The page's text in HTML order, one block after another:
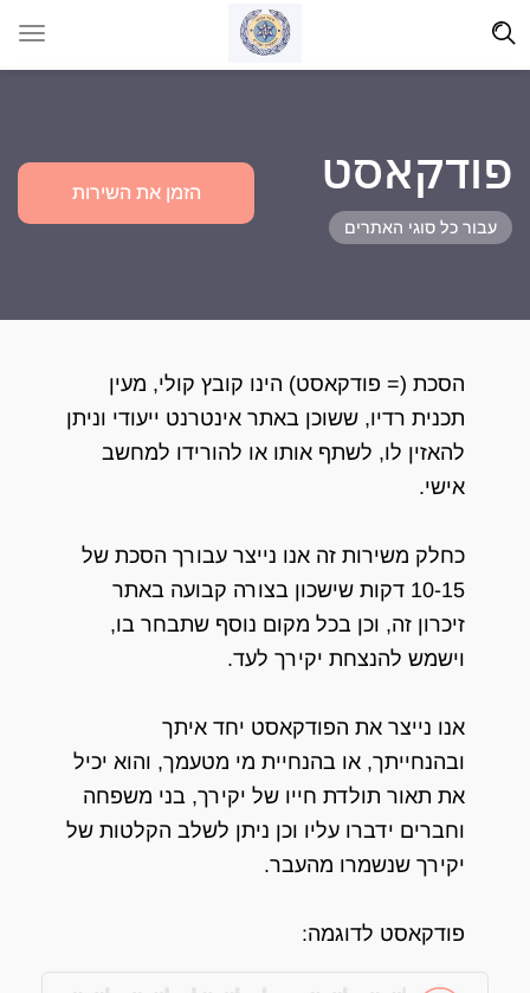
פודקאסט
עבור כל סוגי האתרים
הזמן את השירות
הסכת (= פודקאסט) הינו קובץ קולי, מעין
תכנית רדיו, ששוכן באתר אינטרנט ייעודי וניתן
להאזין לו, לשתף אותו או להורידו למחשב
אישי.
כחלק משירות זה אנו נייצר עבורך הסכת של
10-15 דקות שישכון בצורה קבועה באתר
זיכרון זה, וכן בכל מקום נוסף שתבחר בו,
וישמש להנצחת יקירך לעד.
אנו נייצר את הפודקאסט יחד איתך
ובהנחייתך, או בהנחיית מי מטעמך, והוא יכיל
את תאור תולדת חייו של יקירך, בני משפחה
וחברים ידברו עליו וכן ניתן לשלב הקלטות של
יקירך שנשמרו מהעבר.
פודקאסט לדוגמה: